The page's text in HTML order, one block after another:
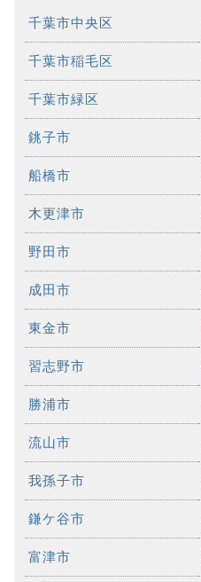
千葉市中央区
千葉市稲毛区
千葉市緑区
銚子市
船橋市
木更津市
野田市
成田市
東金市
習志野市
勝浦市
流山市
我孫子市
鎌ケ谷市
富津市